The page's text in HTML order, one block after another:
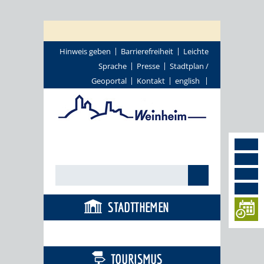
Hinweis geben Barrierefreiheit
Leichte
Sprache
Presse
Stadtplan /
Geoportal
Kontakt english
STADTTHEMEN
TOURISMUS